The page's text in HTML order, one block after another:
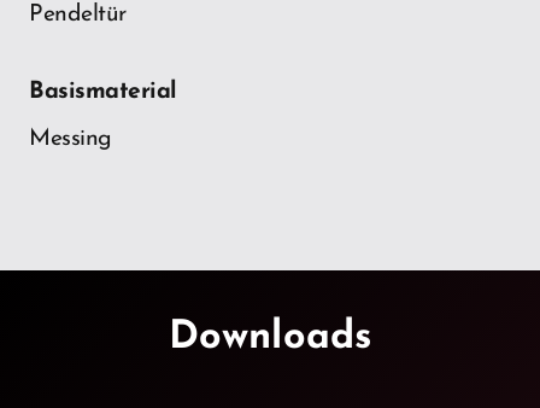
Pendeltür
Basismaterial
Messing
Downloads